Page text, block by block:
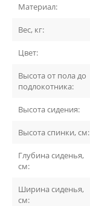
Материал:
Вес, кг:
Цвет:
Высота от пола до
подлокотника:
Высота сидения:
Высота спинки, см:
Глубина сиденья,
см:
Ширина сиденья,
см: